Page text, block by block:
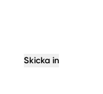
Skicka in